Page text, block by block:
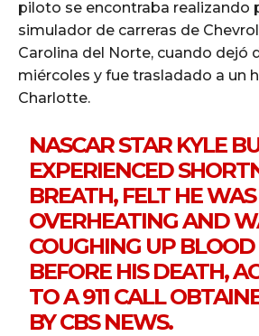
piloto se encontraba realizando
simulador de carreras de
Carolina del Norte, cuando dejó
miércoles y fue trasladado a un
Charlotte.
NASCAR STAR KYLE
EXPERIENCED
BREATH, FELT HE WAS
OVERHEATING AND
COUGHING UP
BEFORE HIS DEATH,
TO A 911 CALL
BY CBS NEWS.